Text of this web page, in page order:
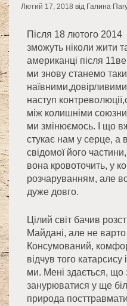
Лютий 17, 2018 від Галина
Після 18 лютого 2014
зможуть ніколи жити
американці після
ми знову станемо
наступ
між колишніми
ми змінюємось. І що
стукає нам у серце, а
свідомої його
вона кровоточить, у
розчаруванням, але
дуже довго.
Цілий світ бачив
Майдані, але не варто
Консумований,
відчув того
ми. Мені здається,
занурюватися у ще
природа